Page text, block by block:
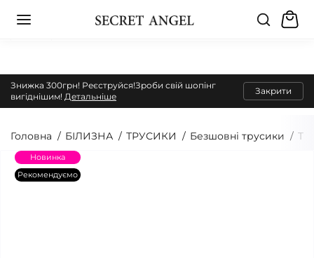
Знижка 300грн! Реєструйся!Зроби свій шопінг
вигіднішим! Детальніше
Закрити
Головна БІЛИЗНА ТРУСИКИ Безшовні трусики
Новинка
Рекомендуємо